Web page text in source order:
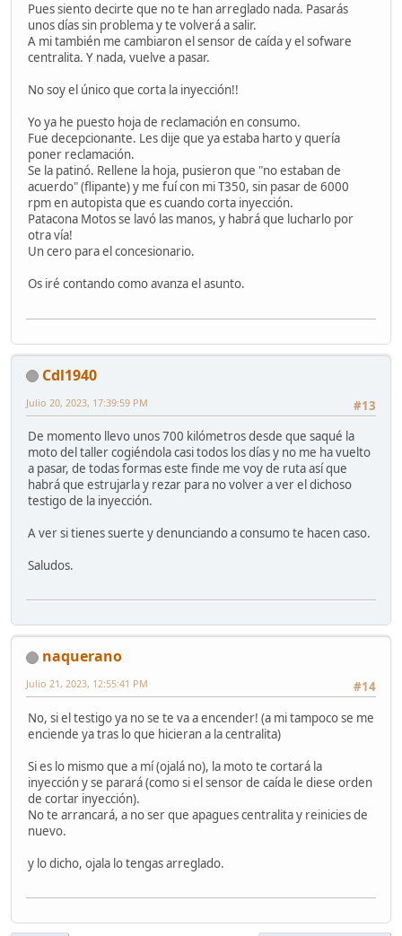
Pues siento decirte que no te han arreglado nada. Pasarás
unos días sin problema y te volverá a salir.
A mi también me cambiaron el sensor de caída y el sofware
centralita. Y nada, vuelve a pasar.
No soy el único que corta la inyección!!
Yo ya he puesto hoja de reclamación en consumo.
Fue decepcionante. Les dije que ya estaba harto y quería
poner reclamación.
Se la patinó. Rellene la hoja, pusieron que "no estaban de
acuerdo" (flipante) y me fuí con mi T350, sin pasar de 6000
rpm en autopista que es cuando corta inyección.
Patacona Motos se lavó las manos, y habrá que lucharlo por
otra vía!
Un cero para el concesionario.
Os iré contando como avanza el asunto.
Cdl1940
#13
Julio 20, 2023, 17:39:59 PM
De momento llevo unos 700 kilómetros desde que saqué la
moto del taller cogiéndola casi todos los días y no me ha vuelto
a pasar, de todas formas este finde me voy de ruta así que
habrá que estrujarla y rezar para no volver a ver el dichoso
testigo de la inyección.
A ver si tienes suerte y denunciando a consumo te hacen caso.
Saludos.
naquerano
#14
Julio 21, 2023, 12:55:41 PM
No, si el testigo ya no se te va a encender! (a mi tampoco se me
enciende ya tras lo que hicieran a la centralita)
Si es lo mismo que a mí (ojalá no), la moto te cortará la
inyección y se parará (como si el sensor de caída le diese orden
de cortar inyección).
No te arrancará, a no ser que apagues centralita y reinicies de
nuevo.
y lo dicho, ojala lo tengas arreglado.